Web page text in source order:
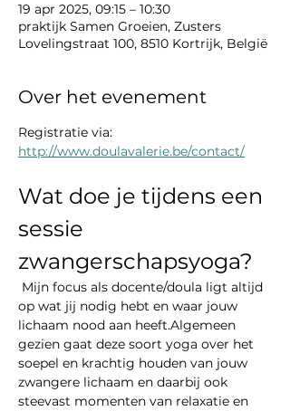
19 apr 2025, 09:15 – 10:30
praktijk Samen Groeien, Zusters
Lovelingstraat 100, 8510 Kortrijk, België
Over het evenement
Registratie via:
http://www.doulavalerie.be/contact/
Wat doe je tijdens een
sessie
zwangerschapsyoga?
Mijn focus als docente/doula ligt altijd
op wat jij nodig hebt en waar jouw
lichaam nood aan heeft.Algemeen
gezien gaat deze soort yoga over het
soepel en krachtig houden van jouw
zwangere lichaam en daarbij ook
steevast momenten van relaxatie en